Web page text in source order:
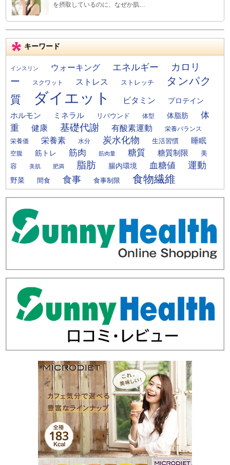
を摂取しているのに、なぜか肌…
キーワード
インスリン ウォーキング エネルギー
カロリ
ー
スクワット ストレス ストレッチ
タンパク
質
ダイエット ビタミン
プロテイン
ホルモン
ミネラル リバウンド 体型 体脂肪
体
重
健康 基礎代謝 有酸素運動 栄養バランス
栄養価 栄養素 水分 炭水化物 生活習慣 睡眠
空腹 筋トレ 筋肉 筋肉量 糖質 糖質制限
美
容
美肌 肥満 脂肪 腸内環境 血糖値 運動
野菜 間食 食事 食事制限 食物繊維